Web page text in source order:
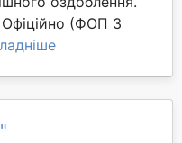
Офіційно (ФОП 3